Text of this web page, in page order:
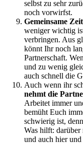
selbst zu sehr
noch vorwirfst.
Gemeinsame Zeit
weniger wichtig
verbringen. Aus
könnt Ihr noch
Partnerschaft.
und zu wenig
auch schnell die
Auch wenn ihr
nehmt die
Arbeitet immer
bemüht Euch
schwierig ist,
Was hilft: darüber
und auch hier